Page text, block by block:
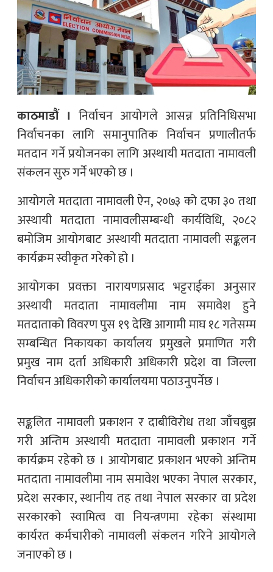
काठमाडौं । निर्वाचन आयोगले आसन्न प्रतिनिधिसभा
निर्वाचनका लागि समानुपातिक निर्वाचन प्रणालीतर्फ
मतदान गर्ने प्रयोजनका लागि अस्थायी मतदाता नामावली
संकलन सुरु गर्ने भएको छ ।
आयोगले मतदाता नामावली ऐन, २०७३ को दफा ३० तथा
अस्थायी मतदाता नामावलीसम्बन्धी कार्यविधि, २०८२
बमोजिम आयोगबाट अस्थायी मतदाता नामावली सङ्कलन
कार्यक्रम स्वीकृत गरेको हो ।
आयोगका प्रवक्ता नारायणप्रसाद भट्टराईका अनुसार
अस्थायी मतदाता नामावलीमा नाम समावेश हुने
मतदाताको विवरण पुस १९ देखि आगामी माघ १८ गतेसम्म
सम्बन्धित निकायका कार्यालय प्रमुखले प्रमाणित गरी
प्रमुख नाम दर्ता अधिकारी अधिकारी प्रदेश वा जिल्ला
निर्वाचन अधिकारीको कार्यालयमा पठाउनुपर्नेछ ।
सङ्कलित नामावली प्रकाशन र दाबीविरोध तथा जाँचबुझ
गरी अन्तिम अस्थायी मतदाता नामावली प्रकाशन गर्ने
कार्यक्रम रहेको छ । आयोगबाट प्रकाशन भएको अन्तिम
मतदाता नामावलीमा नाम समावेश भएका नेपाल सरकार,
प्रदेश सरकार, स्थानीय तह तथा नेपाल सरकार वा प्रदेश
सरकारको स्वामित्व वा नियन्त्रणमा रहेका संस्थामा
कार्यरत कर्मचारीको नामावली संकलन गरिने आयोगले
जनाएको छ ।